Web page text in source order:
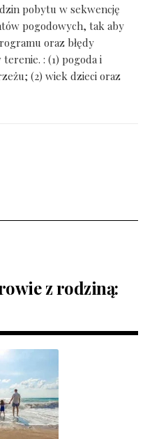
pobytu w sekwencję
pogodowych, tak aby
oraz błędy
: (1) pogoda i
(2) wiek dzieci oraz
z rodziną: